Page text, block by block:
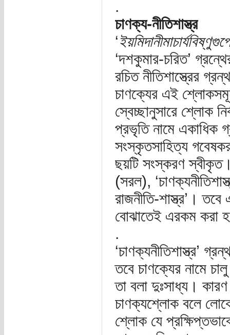
.
চাণক্য-নীতিশাস্ত্র
‘
‘দশকুমার-চরিত’
রচিত নীতিশাস্ত্রের
চাণক্যের এই
স্বেচ্ছানুসারে শ্লোক
প্রভৃতি নামে একাধিক
সংস্কৃতসাহিত্য
ছয়টি সংস্করণ
(সরল),
রাজনীতি-শাস্ত্র’।
বোঝাতেই এরকম করা
.
‘চাণক্যনীতিশাস্ত্র’
তবে চাণক্যের নামে
তা বলা দুঃসাধ্য।
চাণক্যশ্লোক বলে
শ্লোক যে